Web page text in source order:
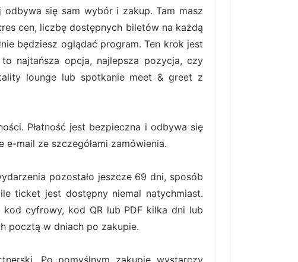
się sam wybór i zakup. Tam masz
cen, liczbę dostępnych biletów na każdą
będziesz oglądać program. Ten krok jest
najtańsza opcja, najlepsza pozycja, czy
lounge lub spotkanie meet & greet z
Płatność jest bezpieczna i odbywa się
mail ze szczegółami zamówienia.
pozostało jeszcze 69 dni, sposób
ticket jest dostępny niemal natychmiast.
cyfrowy, kod QR lub PDF kilka dni lub
pocztą w dniach po zakupie.